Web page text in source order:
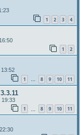
1 2 3 4
1 2
13:52
1 … 8 9 10 11
19:33
1 8 9 10 11